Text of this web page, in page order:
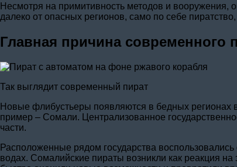
Несмотря на примитивность методов и вооружения,
далеко от опасных регионов, само по себе
Главная причина современного
Так выглядит современный пират
Новые флибустьеры появляются в бедных регионах
пример – Сомали. Централизованное
части.
Расположенные рядом государства
водах. Сомалийские пираты возникли как реакция